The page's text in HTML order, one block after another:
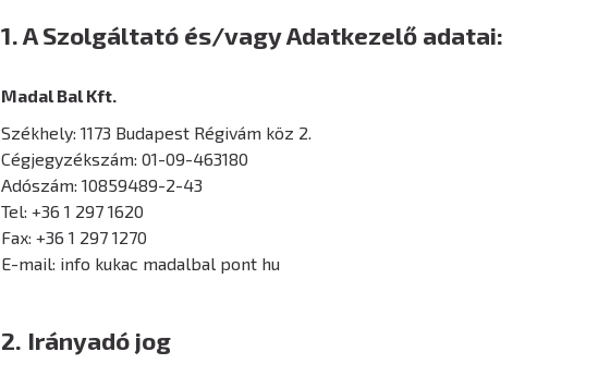
1. A Szolgáltató és/vagy Adatkezelő adatai:
Madal Bal Kft.
Székhely: 1173 Budapest Régivám köz 2.
Cégjegyzékszám: 01-09-463180
Adószám: 10859489-2-43
Tel: +36 1 297 1620
Fax: +36 1 297 1270
E-mail: info kukac madalbal pont hu
2. Irányadó jog